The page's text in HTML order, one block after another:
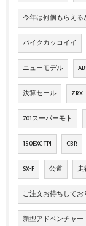
今年は何個もらえる
バイクカッコイイ
ニューモデル
決算セール ZRX
701スーパーモト
150EXC TPI CBR
SX-F 公道 走
ご注文お待ちしてお
新型アドベンチャー